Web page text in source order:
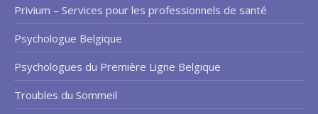
Privium – Services pour les professionnels de santé
Psychologue Belgique
Psychologues du Première Ligne Belgique
Troubles du Sommeil